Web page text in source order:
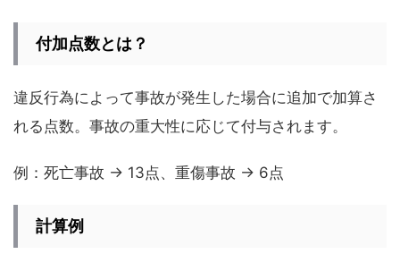
付加点数とは？
違反行為によって事故が発生した場合に追加で加算さ
れる点数。事故の重大性に応じて付与されます。
例：死亡事故 → 13点、重傷事故 → 6点
計算例